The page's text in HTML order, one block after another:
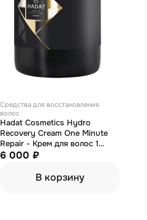
Средства для восстановления
волос
Hadat Cosmetics Hydro
Recovery Cream One Minute
Repair - Крем для волос 1
минута на восстановление
6 000 ₽
В корзину